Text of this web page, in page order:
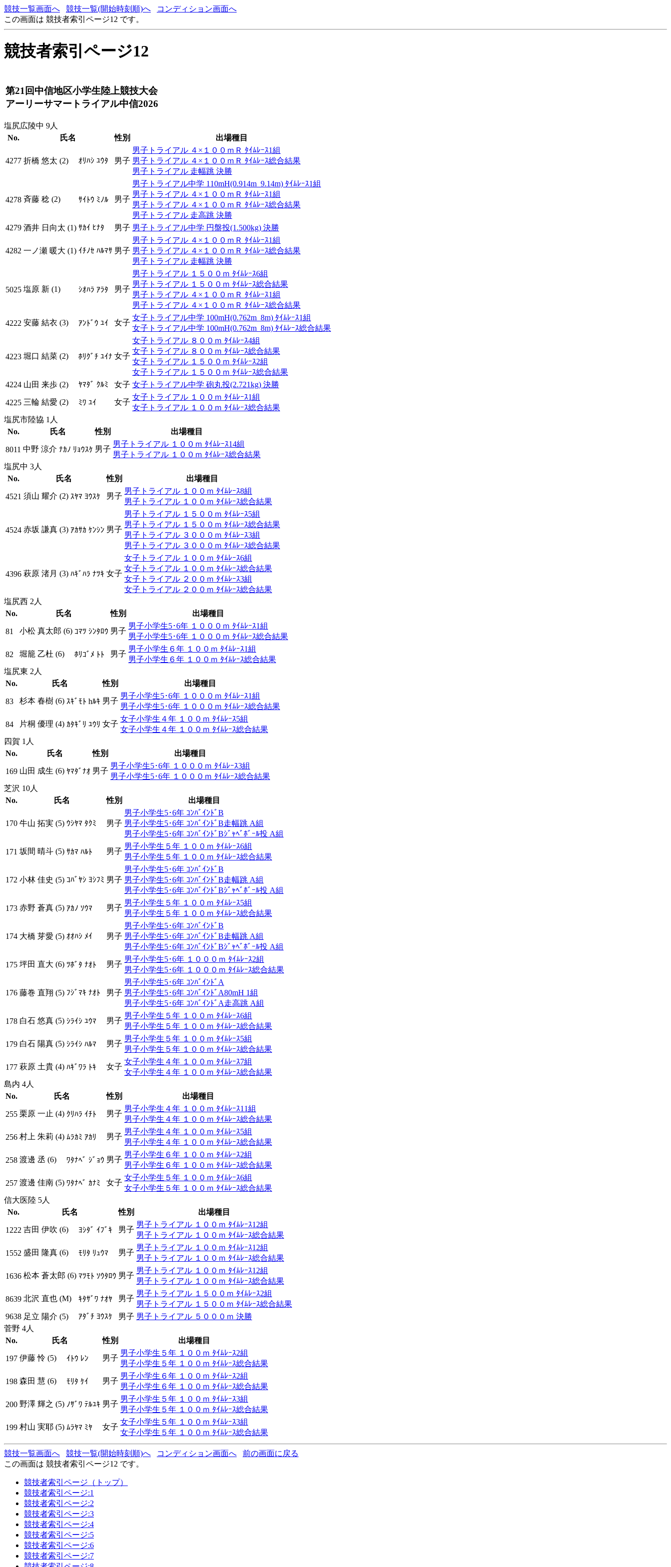
競技一覧画面へ 競技一覧(開始時刻順)へ
コンディション画面へ
この画面は 競技者索引ページ12 です。
競技者索引ページ12
第21回中信地区小学生陸上競技大会
アーリーサマートライアル中信2026
塩尻広陵中 9人
No.
氏名 性別 出場種目
4277 折橋 悠太 (2) ｵﾘﾊｼ ﾕｳﾀ 男子
男子トライアル ４×１００ｍＲ ﾀｲﾑﾚｰｽ1組
男子トライアル ４×１００ｍＲ ﾀｲﾑﾚｰｽ総合結果
男子トライアル 走幅跳 決勝
4278 斉藤 稔 (2) ｻｲﾄｳ ﾐﾉﾙ 男子
男子トライアル中学 110mH(0.914m_9.14m) ﾀｲﾑﾚｰｽ1組
男子トライアル ４×１００ｍＲ ﾀｲﾑﾚｰｽ1組
男子トライアル ４×１００ｍＲ ﾀｲﾑﾚｰｽ総合結果
男子トライアル 走高跳 決勝
4279 酒井 日向太 (1) ｻｶｲ ﾋﾅﾀ 男子 男子トライアル中学 円盤投(1.500kg) 決勝
4282 一ノ瀬 暖大 (1) ｲﾁﾉｾ ﾊﾙﾏｻ 男子
男子トライアル ４×１００ｍＲ ﾀｲﾑﾚｰｽ1組
男子トライアル ４×１００ｍＲ ﾀｲﾑﾚｰｽ総合結果
男子トライアル 走幅跳 決勝
5025 塩原 新 (1) ｼｵﾊﾗ ｱﾗﾀ 男子
男子トライアル １５００ｍ ﾀｲﾑﾚｰｽ6組
男子トライアル １５００ｍ ﾀｲﾑﾚｰｽ総合結果
男子トライアル ４×１００ｍＲ ﾀｲﾑﾚｰｽ1組
男子トライアル ４×１００ｍＲ ﾀｲﾑﾚｰｽ総合結果
4222 安藤 結衣 (3) ｱﾝﾄﾞｳ ﾕｲ 女子
女子トライアル中学 100mH(0.762m_8m) ﾀｲﾑﾚｰｽ1組
女子トライアル中学 100mH(0.762m_8m) ﾀｲﾑﾚｰｽ総合結果
4223 堀口 結菜 (2) ﾎﾘｸﾞﾁ ﾕｲﾅ 女子
女子トライアル ８００ｍ ﾀｲﾑﾚｰｽ4組
女子トライアル ８００ｍ ﾀｲﾑﾚｰｽ総合結果
女子トライアル １５００ｍ ﾀｲﾑﾚｰｽ2組
女子トライアル １５００ｍ ﾀｲﾑﾚｰｽ総合結果
4224 山田 来歩 (2) ﾔﾏﾀﾞ ｸﾙﾐ 女子 女子トライアル中学 砲丸投(2.721kg) 決勝
4225 三輪 結愛 (2) ﾐﾜ ﾕｲ 女子
女子トライアル １００ｍ ﾀｲﾑﾚｰｽ1組
女子トライアル １００ｍ ﾀｲﾑﾚｰｽ総合結果
塩尻市陸協 1人
No.
氏名 性別 出場種目
8011 中野 涼介 ﾅｶﾉ ﾘｮｳｽｹ 男子
男子トライアル １００ｍ ﾀｲﾑﾚｰｽ14組
男子トライアル １００ｍ ﾀｲﾑﾚｰｽ総合結果
塩尻中 3人
No.
氏名 性別 出場種目
4521 須山 耀介 (2) ｽﾔﾏ ﾖｳｽｹ 男子
男子トライアル １００ｍ ﾀｲﾑﾚｰｽ8組
男子トライアル １００ｍ ﾀｲﾑﾚｰｽ総合結果
4524 赤坂 謙真 (3) ｱｶｻｶ ｹﾝｼﾝ 男子
男子トライアル １５００ｍ ﾀｲﾑﾚｰｽ5組
男子トライアル １５００ｍ ﾀｲﾑﾚｰｽ総合結果
男子トライアル ３０００ｍ ﾀｲﾑﾚｰｽ3組
男子トライアル ３０００ｍ ﾀｲﾑﾚｰｽ総合結果
4396 萩原 渚月 (3) ﾊｷﾞﾊﾗ ﾅﾂｷ 女子
女子トライアル １００ｍ ﾀｲﾑﾚｰｽ6組
女子トライアル １００ｍ ﾀｲﾑﾚｰｽ総合結果
女子トライアル ２００ｍ ﾀｲﾑﾚｰｽ3組
女子トライアル ２００ｍ ﾀｲﾑﾚｰｽ総合結果
塩尻西 2人
No.
氏名 性別 出場種目
81 小松 真太郎 (6) ｺﾏﾂ ｼﾝﾀﾛｳ 男子
男子小学生5･6年 １０００ｍ ﾀｲﾑﾚｰｽ1組
男子小学生5･6年 １０００ｍ ﾀｲﾑﾚｰｽ総合結果
82 堀籠 乙杜 (6) ﾎﾘｺﾞﾒ ﾄﾄ 男子
男子小学生６年 １００ｍ ﾀｲﾑﾚｰｽ1組
男子小学生６年 １００ｍ ﾀｲﾑﾚｰｽ総合結果
塩尻東 2人
No.
氏名 性別 出場種目
83 杉本 春樹 (6) ｽｷﾞﾓﾄ hﾙｷ 男子
男子小学生5･6年 １０００ｍ ﾀｲﾑﾚｰｽ1組
男子小学生5･6年 １０００ｍ ﾀｲﾑﾚｰｽ総合結果
84 片桐 優理 (4) ｶﾀｷﾞﾘ ﾕｳﾘ 女子
女子小学生４年 １００ｍ ﾀｲﾑﾚｰｽ5組
女子小学生４年 １００ｍ ﾀｲﾑﾚｰｽ総合結果
四賀 1人
No.
氏名 性別 出場種目
169 山田 成生 (6) ﾔﾏﾀﾞﾅｵ 男子
男子小学生5･6年 １０００ｍ ﾀｲﾑﾚｰｽ3組
男子小学生5･6年 １０００ｍ ﾀｲﾑﾚｰｽ総合結果
芝沢 10人
No.
氏名 性別 出場種目
170 牛山 拓実 (5) ｳｼﾔﾏ ﾀｸﾐ 男子
男子小学生5･6年 ｺﾝﾊﾞｲﾝﾄﾞB
男子小学生5･6年 ｺﾝﾊﾞｲﾝﾄﾞB走幅跳 A組
男子小学生5･6年 ｺﾝﾊﾞｲﾝﾄﾞBｼﾞｬﾍﾞﾎﾞｰﾙ投 A組
171 坂間 晴斗 (5) ｻｶﾏ ﾊﾙﾄ 男子
男子小学生５年 １００ｍ ﾀｲﾑﾚｰｽ6組
男子小学生５年 １００ｍ ﾀｲﾑﾚｰｽ総合結果
172 小林 佳史 (5) ｺﾊﾞﾔｼ ﾖｼﾌﾐ 男子
男子小学生5･6年 ｺﾝﾊﾞｲﾝﾄﾞB
男子小学生5･6年 ｺﾝﾊﾞｲﾝﾄﾞB走幅跳 A組
男子小学生5･6年 ｺﾝﾊﾞｲﾝﾄﾞBｼﾞｬﾍﾞﾎﾞｰﾙ投 A組
173 赤野 蒼真 (5) ｱｶﾉ ｿｳﾏ 男子
男子小学生５年 １００ｍ ﾀｲﾑﾚｰｽ5組
男子小学生５年 １００ｍ ﾀｲﾑﾚｰｽ総合結果
174 大橋 芽愛 (5) ｵｵﾊｼ ﾒｲ 男子
男子小学生5･6年 ｺﾝﾊﾞｲﾝﾄﾞB
男子小学生5･6年 ｺﾝﾊﾞｲﾝﾄﾞB走幅跳 A組
男子小学生5･6年 ｺﾝﾊﾞｲﾝﾄﾞBｼﾞｬﾍﾞﾎﾞｰﾙ投 A組
175 坪田 直大 (6) ﾂﾎﾞﾀ ﾅｵﾄ 男子
男子小学生5･6年 １０００ｍ ﾀｲﾑﾚｰｽ2組
男子小学生5･6年 １０００ｍ ﾀｲﾑﾚｰｽ総合結果
176 藤巻 直翔 (5) ﾌｼﾞﾏｷ ﾅｵﾄ 男子
男子小学生5･6年 ｺﾝﾊﾞｲﾝﾄﾞA
男子小学生5･6年 ｺﾝﾊﾞｲﾝﾄﾞA80mH 1組
男子小学生5･6年 ｺﾝﾊﾞｲﾝﾄﾞA走高跳 A組
178 白石 悠真 (5) ｼﾗｲｼ ﾕｳﾏ 男子
男子小学生５年 １００ｍ ﾀｲﾑﾚｰｽ6組
男子小学生５年 １００ｍ ﾀｲﾑﾚｰｽ総合結果
179 白石 陽真 (5) ｼﾗｲｼ ﾊﾙﾏ 男子
男子小学生５年 １００ｍ ﾀｲﾑﾚｰｽ5組
男子小学生５年 １００ｍ ﾀｲﾑﾚｰｽ総合結果
177 萩原 土貴 (4) ﾊｷﾞﾜﾗ ﾄｷ 女子
女子小学生４年 １００ｍ ﾀｲﾑﾚｰｽ7組
女子小学生４年 １００ｍ ﾀｲﾑﾚｰｽ総合結果
島内 4人
No.
氏名 性別 出場種目
255 栗原 一止 (4) ｸﾘﾊﾗ ｲﾁﾄ 男子
男子小学生４年 １００ｍ ﾀｲﾑﾚｰｽ11組
男子小学生４年 １００ｍ ﾀｲﾑﾚｰｽ総合結果
256 村上 朱莉 (4) ﾑﾗｶﾐ ｱｶﾘ 男子
男子小学生４年 １００ｍ ﾀｲﾑﾚｰｽ5組
男子小学生４年 １００ｍ ﾀｲﾑﾚｰｽ総合結果
258 渡邊 丞 (6) ﾜﾀﾅﾍﾞ ｼﾞｮｳ 男子
男子小学生６年 １００ｍ ﾀｲﾑﾚｰｽ2組
男子小学生６年 １００ｍ ﾀｲﾑﾚｰｽ総合結果
257 渡邊 佳南 (5) ﾜﾀﾅﾍﾞ ｶﾅﾐ 女子
女子小学生５年 １００ｍ ﾀｲﾑﾚｰｽ6組
女子小学生５年 １００ｍ ﾀｲﾑﾚｰｽ総合結果
信大医陸 5人
No.
氏名 性別 出場種目
1222 吉田 伊吹 (6) ﾖｼﾀﾞ ｲﾌﾞｷ 男子
男子トライアル １００ｍ ﾀｲﾑﾚｰｽ12組
男子トライアル １００ｍ ﾀｲﾑﾚｰｽ総合結果
1552 盛田 隆真 (6) ﾓﾘﾀ ﾘｭｳﾏ 男子
男子トライアル １００ｍ ﾀｲﾑﾚｰｽ12組
男子トライアル １００ｍ ﾀｲﾑﾚｰｽ総合結果
1636 松本 蒼太郎 (6) ﾏﾂﾓﾄ ｿｳﾀﾛｳ 男子
男子トライアル １００ｍ ﾀｲﾑﾚｰｽ12組
男子トライアル １００ｍ ﾀｲﾑﾚｰｽ総合結果
8639 北沢 直也 (M) ｷﾀｻﾞﾜ ﾅｵﾔ 男子
男子トライアル １５００ｍ ﾀｲﾑﾚｰｽ2組
男子トライアル １５００ｍ ﾀｲﾑﾚｰｽ総合結果
9638 足立 陽介 (5) ｱﾀﾞﾁ ﾖｳｽｹ 男子 男子トライアル ５０００ｍ 決勝
菅野 4人
No.
氏名 性別 出場種目
197 伊藤 怜 (5) ｲﾄｳ ﾚﾝ 男子
男子小学生５年 １００ｍ ﾀｲﾑﾚｰｽ2組
男子小学生５年 １００ｍ ﾀｲﾑﾚｰｽ総合結果
198 森田 慧 (6) ﾓﾘﾀ ｹｲ 男子
男子小学生６年 １００ｍ ﾀｲﾑﾚｰｽ2組
男子小学生６年 １００ｍ ﾀｲﾑﾚｰｽ総合結果
200 野澤 輝之 (5) ﾉｻﾞﾜ ﾃﾙﾕｷ 男子
男子小学生５年 １００ｍ ﾀｲﾑﾚｰｽ3組
男子小学生５年 １００ｍ ﾀｲﾑﾚｰｽ総合結果
199 村山 実耶 (5) ﾑﾗﾔﾏ ﾐﾔ 女子
女子小学生５年 １００ｍ ﾀｲﾑﾚｰｽ3組
女子小学生５年 １００ｍ ﾀｲﾑﾚｰｽ総合結果
競技一覧画面へ 競技一覧(開始時刻順)へ コンディション画面へ
前の画面に戻る
この画面は 競技者索引ページ12 です。
競技者索引ページ（トップ）
競技者索引ページ:1
競技者索引ページ:2
競技者索引ページ:3
競技者索引ページ:4
競技者索引ページ:5
競技者索引ページ:6
競技者索引ページ:7